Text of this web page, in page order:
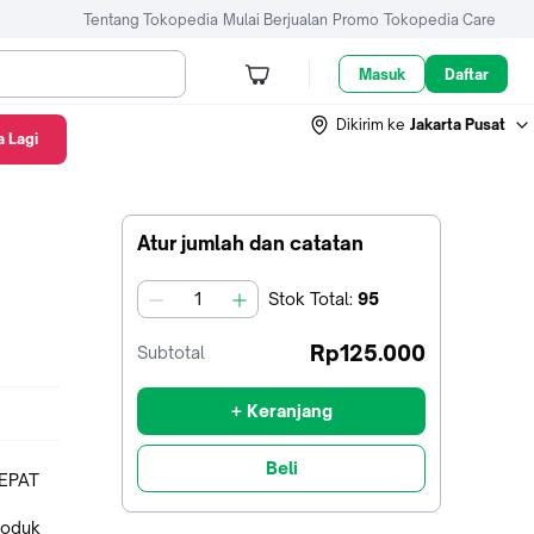
Tentang Tokopedia Mulai Berjualan Promo Tokopedia Care
Masuk Daftar
Dikirim ke Jakarta Pusat
Atur jumlah dan catatan
jumlah Stok Total: 95
Subtotal Rp125.000
+ Keranjang
Beli
Lagi